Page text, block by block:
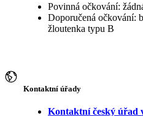
Povinná očkování:
Doporučená očkování:
žloutenka typu B
Kontaktní úřady
Kontaktní český úřad